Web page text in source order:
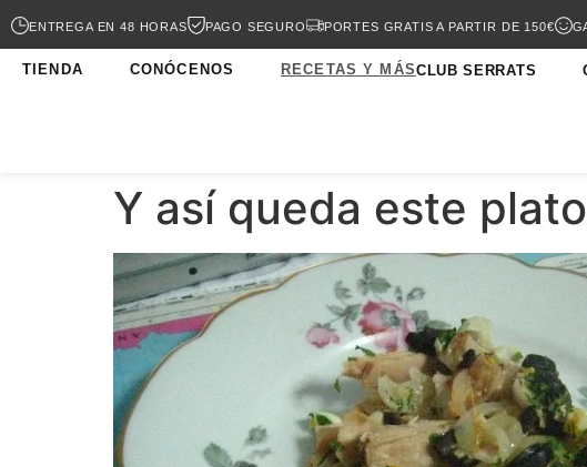
ENTREGA EN 48 HORAS PAGO SEGURO PORTES GRATIS A PARTIR DE 150€
TIENDA CONÓCENOS RECETAS Y MÁSCLUB SERRATS
Y así queda este